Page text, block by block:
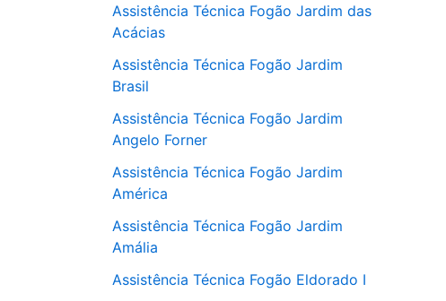
Assistência Técnica Fogão Jardim das
Acácias
Assistência Técnica Fogão Jardim
Brasil
Assistência Técnica Fogão Jardim
Angelo Forner
Assistência Técnica Fogão Jardim
América
Assistência Técnica Fogão Jardim
Amália
Assistência Técnica Fogão Eldorado I